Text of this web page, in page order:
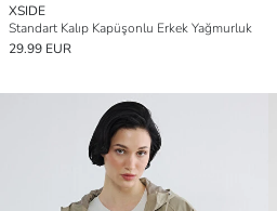
XSIDE
Standart Kalıp Kapüşonlu Erkek Yağmurluk
29.99 EUR